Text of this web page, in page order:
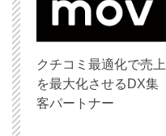
クチコミ最適化で売上
を最大化させるDX集
客パートナー